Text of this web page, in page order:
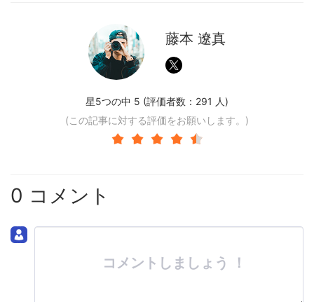
藤本 遼真
星5つの中 5 (評価者数： 291 人)
(この記事に対する評価をお願いします。)
0 コメント
コメントしましょう ！